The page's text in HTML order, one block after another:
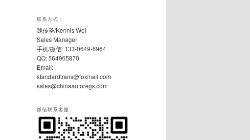
联系方式：
魏传圣/Kennis Wei
Sales Manager
手机/微信: 133-0649-6964
QQ: 564965870
Email:
standardtrans@foxmail.com
sales@chinaautoregs.com
微信联系客服